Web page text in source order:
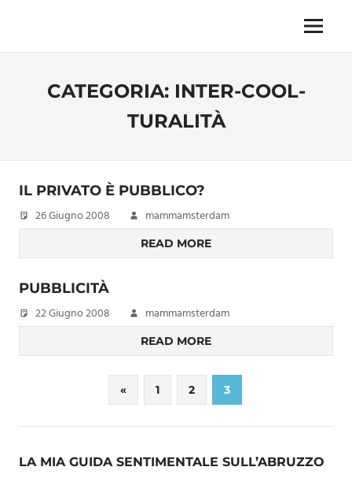
content
imprescindibile,
inevitabile
anche
formato
monodose
e
migliorata
Menu
CATEGORIA: INTER-COOL-
TURALITÀ
IL PRIVATO È PUBBLICO?
26 Giugno 2008 mammamsterdam
READ MORE
PUBBLICITÀ
22 Giugno 2008 mammamsterdam
READ MORE
Paginazione
degli
articoli
«Previous
Posts
1 2 3
LA MIA GUIDA SENTIMENTALE SULL’ABRUZZO